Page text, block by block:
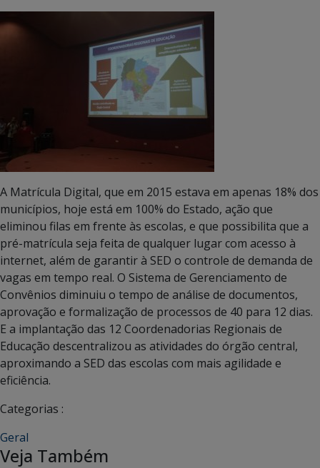
A Matrícula Digital, que em 2015 estava em apenas 18% dos
municípios, hoje está em 100% do Estado, ação que
eliminou filas em frente às escolas, e que possibilita que a
pré-matrícula seja feita de qualquer lugar com acesso à
internet, além de garantir à SED o controle de demanda de
vagas em tempo real. O Sistema de Gerenciamento de
Convênios diminuiu o tempo de análise de documentos,
aprovação e formalização de processos de 40 para 12 dias.
E a implantação das 12 Coordenadorias Regionais de
Educação descentralizou as atividades do órgão central,
aproximando a SED das escolas com mais agilidade e
eficiência.
Categorias :
Geral
Veja Também